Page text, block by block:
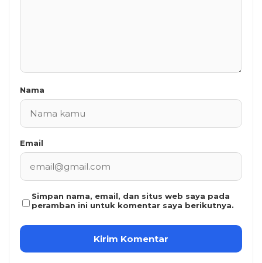
Nama
Email
Simpan nama, email, dan situs web saya pada
peramban ini untuk komentar saya berikutnya.